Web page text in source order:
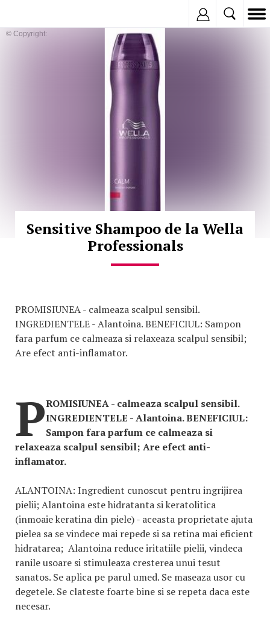
© Copyright:
Sensitive Shampoo de la Wella
Professionals
PROMISIUNEA - calmeaza scalpul sensibil.
INGREDIENTELE - Alantoina. BENEFICIUL: Sampon
fara parfum ce calmeaza si relaxeaza scalpul sensibil;
Are efect anti-inflamator.
PROMISIUNEA - calmeaza scalpul sensibil.
INGREDIENTELE - Alantoina. BENEFICIUL:
Sampon fara parfum ce calmeaza si
relaxeaza scalpul sensibil; Are efect anti-
inflamator.
ALANTOINA: Ingredient cunoscut pentru ingrijirea
pielii; Alantoina este hidratanta si keratolitica
(inmoaie keratina din piele) - aceasta proprietate ajuta
pielea sa se vindece mai repede si sa retina mai eficient
hidratarea; Alantoina reduce iritatiile pielii, vindeca
ranile usoare si stimuleaza cresterea unui tesut
sanatos. Se aplica pe parul umed. Se maseaza usor cu
degetele. Se clateste foarte bine si se repeta daca este
necesar.